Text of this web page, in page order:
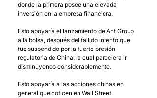
donde la primera posee una elevada
inversión en la empresa financiera.
Esto apoyaría el lanzamiento de Ant Group
a la bolsa, después del fallido intento que
fue suspendido por la fuerte presión
regulatoria de China, la cual pareciera ir
disminuyendo considerablemente.
Esto apoyaría a las acciones chinas en
general que coticen en Wall Street.